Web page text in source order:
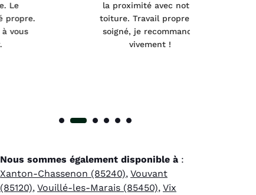
la proximité avec notre
toiture. Travail propre et
soigné, je recommande
Nous sommes également disponible à :
Xanton-Chassenon (85240), Vouvant
(85120), Vouillé-les-Marais (85450), Vix